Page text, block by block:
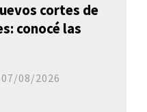
cortes de
conocé las
07/08/2026